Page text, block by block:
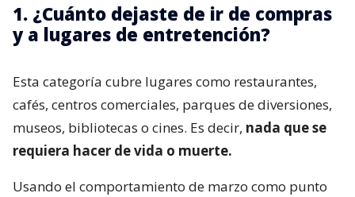
1. ¿Cuánto dejaste de ir de compras
y a lugares de entretención?
Esta categoría cubre lugares como restaurantes,
cafés, centros comerciales, parques de diversiones,
museos, bibliotecas o cines. Es decir, nada que se
requiera hacer de vida o muerte.
Usando el comportamiento de marzo como punto